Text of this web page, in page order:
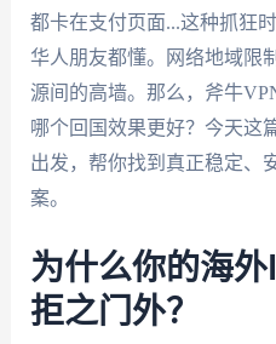
都卡在支付页面...这种抓狂
华人朋友都懂。网络地域限
源间的高墙。那么，斧牛
哪个回国效果更好？今天这
出发，帮你找到真正稳定、
案。
为什么你的海
拒之门外？